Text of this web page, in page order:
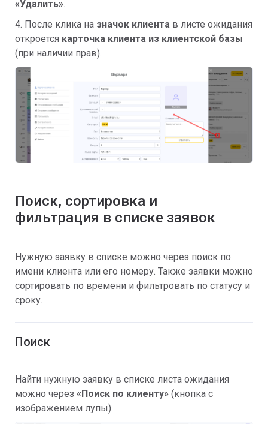
«Удалить».
4. После клика на значок клиента в листе ожидания
откроется карточка клиента из клиентской базы
(при наличии прав).
Поиск, сортировка и
фильтрация в списке заявок
Нужную заявку в списке можно через поиск по
имени клиента или его номеру. Также заявки можно
сортировать по времени и фильтровать по статусу и
сроку.
Поиск
Найти нужную заявку в списке листа ожидания
можно через «Поиск по клиенту» (кнопка с
изображением лупы).